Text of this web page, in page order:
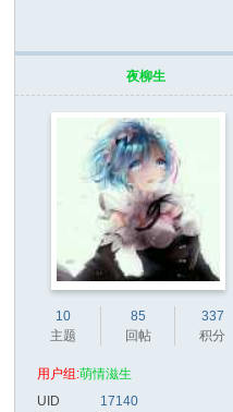
夜柳生
10
主题
85
回帖
337
积分
用户组:萌情滋生
UID
17140